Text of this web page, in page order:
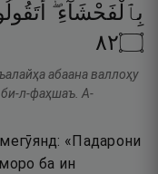
بِٱلْفَحْشَآءِ ۖ
۝٢٨
абаана валлоҳу
би-л-фаҳшаъ. А-
«Падарони
ба ин